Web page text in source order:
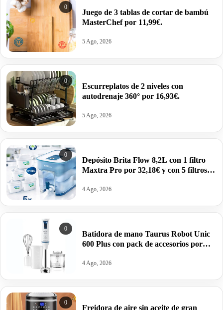
0
Juego de 3 tablas de cortar de bambú
MasterChef por 11,99€.
5 Ago, 2026
0
Escurreplatos de 2 niveles con
autodrenaje 360° por 16,93€.
5 Ago, 2026
0
Depósito Brita Flow 8,2L con 1 filtro
Maxtra Pro por 32,18€ y con 5 filtros
4 Ago, 2026
0
Batidora de mano Taurus Robot Unic
600 Plus con pack de accesorios por
4 Ago, 2026
0
Freidora de aire sin aceite de gran